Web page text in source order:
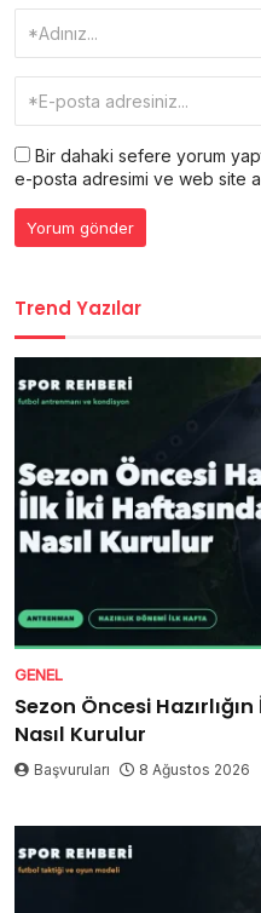
Bir dahaki sefere yorum
e-posta adresimi ve web site
Trend Yazılar
GENEL
Sezon Öncesi
Nasıl Kurulur
Başvuruları 8 Ağustos 2026